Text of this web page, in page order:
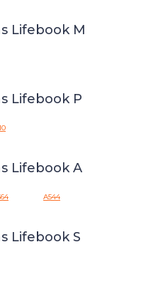
Lifebook M
Lifebook P
Lifebook A
A544
Lifebook S